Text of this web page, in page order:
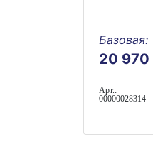
Базовая:
20 970
Арт.:
00000028314